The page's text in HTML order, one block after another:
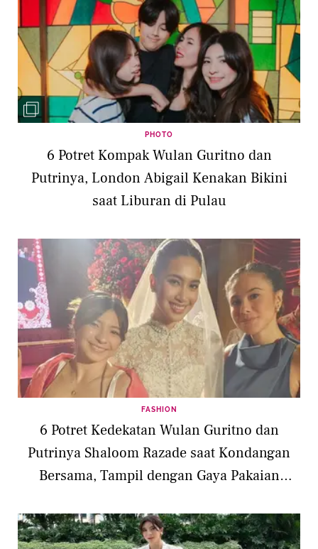
PHOTO
6 Potret Kompak Wulan Guritno dan
Putrinya, London Abigail Kenakan Bikini
saat Liburan di Pulau
FASHION
6 Potret Kedekatan Wulan Guritno dan
Putrinya Shaloom Razade saat Kondangan
Bersama, Tampil dengan Gaya Pakaian